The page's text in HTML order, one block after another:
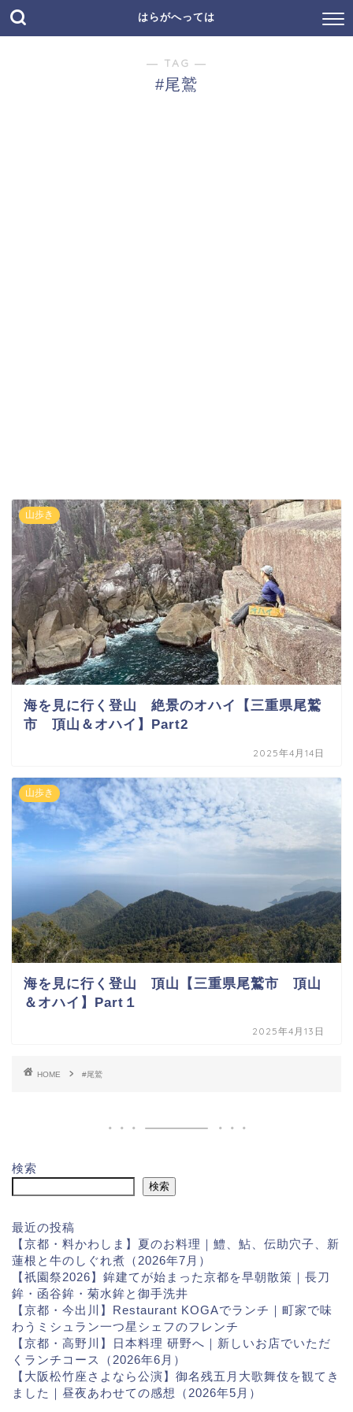
はらがへっては
― TAG ―
#尾鷲
山歩き
海を見に行く登山 絶景のオハイ【三重県尾鷲
市 頂山＆オハイ】Part2
2025年4月14日
山歩き
海を見に行く登山 頂山【三重県尾鷲市 頂山
＆オハイ】Part１
2025年4月13日
HOME #尾鷲
検索
検索
最近の投稿
【京都・料かわしま】夏のお料理｜鱧、鮎、伝助穴子、新
蓮根と牛のしぐれ煮（2026年7月）
【祇園祭2026】鉾建てが始まった京都を早朝散策｜長刀
鉾・函谷鉾・菊水鉾と御手洗井
【京都・今出川】Restaurant KOGAでランチ｜町家で味
わうミシュラン一つ星シェフのフレンチ
【京都・高野川】日本料理 研野へ｜新しいお店でいただ
くランチコース（2026年6月）
【大阪松竹座さよなら公演】御名残五月大歌舞伎を観てき
ました｜昼夜あわせての感想（2026年5月）